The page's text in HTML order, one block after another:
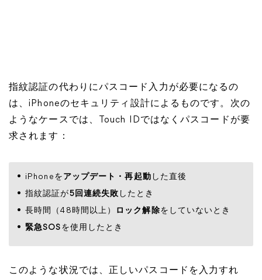
指紋認証の代わりにパスコード入力が必要になるの
は、iPhoneのセキュリティ設計によるものです。次の
ようなケースでは、Touch IDではなくパスコードが要
求されます：
iPhoneを アップデート・再起動 した直後
指紋認証が5回連続失敗 したとき
長時間（48時間以上）
ロック解除をしていないとき
緊急SOS を使用したとき
このような状況では、正しいパスコードを入力すれ